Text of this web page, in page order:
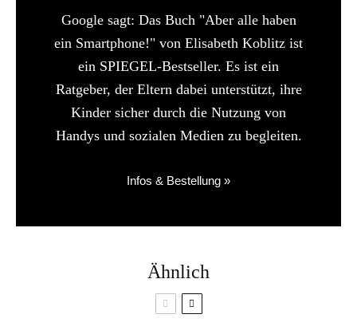
Google sagt: Das Buch "Aber alle haben
ein Smartphone!" von Elisabeth Koblitz ist
ein SPIEGEL-Bestseller. Es ist ein
Ratgeber, der Eltern dabei unterstützt, ihre
Kinder sicher durch die Nutzung von
Handys und sozialen Medien zu begleiten.
Infos & Bestellung »
Ähnlich